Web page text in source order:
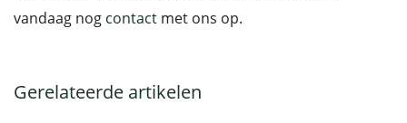
vandaag nog contact met ons op.
Gerelateerde artikelen